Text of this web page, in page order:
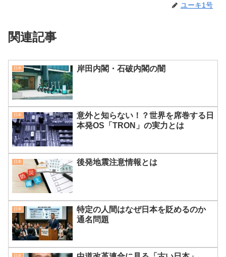
ユーキ1号
関連記事
日本 岸田内閣・石破内閣の闇
日本
意外と知らない！？世界を席巻する日
本発OS「TRON」の実力とは
日本 後発地震注意情報とは
日本
特定の人間はなぜ日本を貶めるのか
通名問題
日本